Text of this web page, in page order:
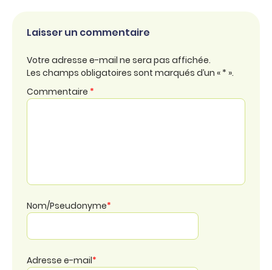
Laisser un commentaire
Votre adresse e-mail ne sera pas affichée.
Les champs obligatoires sont marqués d’un « * ».
Commentaire *
Nom/Pseudonyme*
Adresse e-mail*